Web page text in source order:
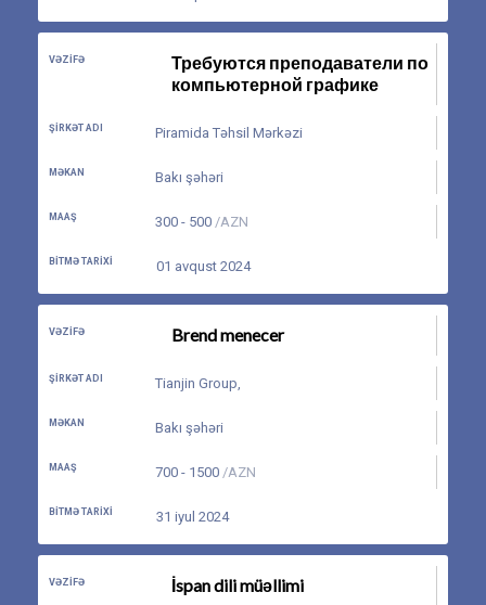
VƏZIFƏ
Требуются преподаватели по
компьютерной графике
ŞIRKƏT ADI Piramida Təhsil Mərkəzi
MƏKAN Bakı şəhəri
MAAŞ 300 - 500/AZN
BITMƏ TARIXI 01 avqust 2024
VƏZIFƏ Brend menecer
ŞIRKƏT ADI Tianjin Group,
MƏKAN Bakı şəhəri
MAAŞ 700 - 1500/AZN
BITMƏ TARIXI 31 iyul 2024
VƏZIFƏ İspan dili müəllimi